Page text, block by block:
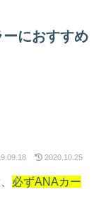
ーにおすすめ
2020.10.25
必ずANAカー